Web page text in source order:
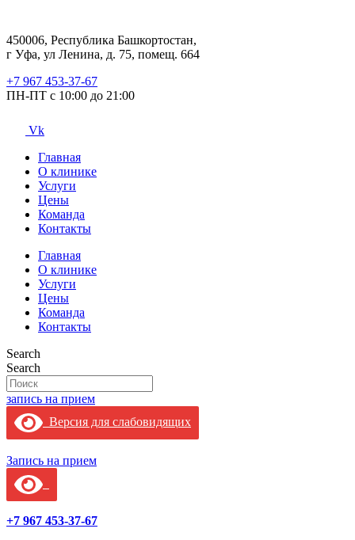
450006, Республика Башкортостан,
г Уфа, ул Ленина, д. 75, помещ. 664
+7 967 453-37-67
ПН-ПТ с 10:00 до 21:00
Vk
Главная
О клинике
Услуги
Цены
Команда
Контакты
Главная
О клинике
Услуги
Цены
Команда
Контакты
Search
Search
запись на прием
Версия для слабовидящих
Запись на прием
+7 967 453-37-67